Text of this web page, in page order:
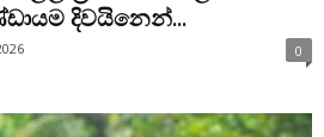
දිවයිනෙන්...
0